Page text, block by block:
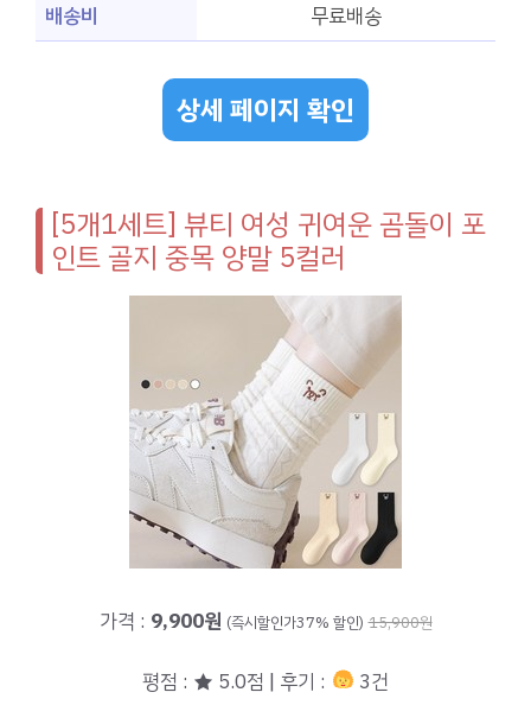
배송비
무료배송
상세 페이지 확인
[5개1세트] 뷰티 여성 귀여운 곰돌이 포
인트 골지 중목 양말 5컬러
가격 : 9,900원 (즉시할인가37% 할인) 15,900원
평점 : ★ 5.0점 | 후기 : 3건